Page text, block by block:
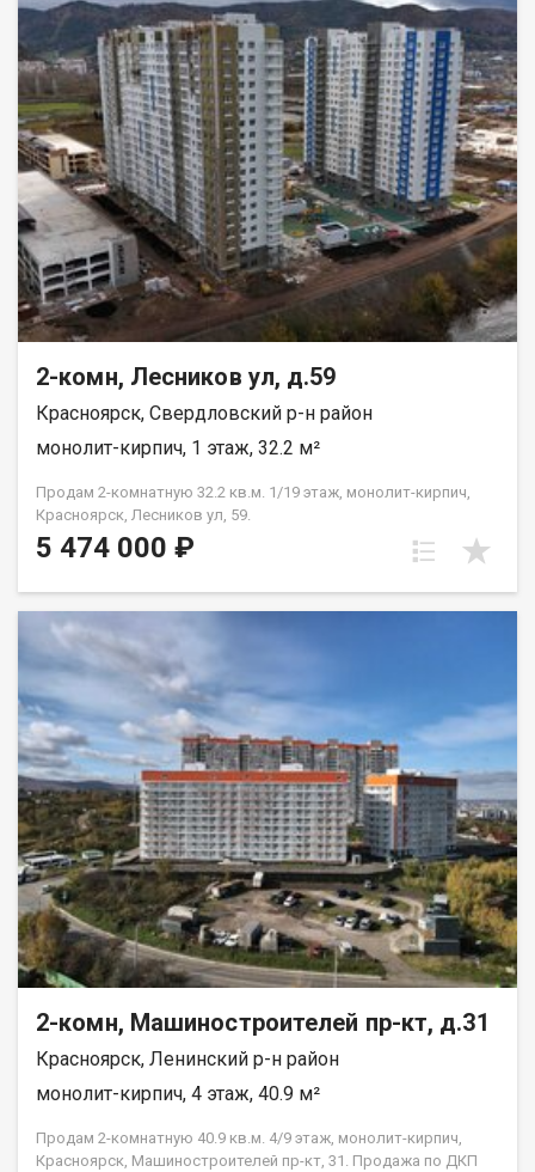
2-комн, Лесников ул, д.59
Красноярск, Свердловский р-н район
монолит-кирпич, 1 этаж, 32.2 м²
Продам 2-комнатную 32.2 кв.м. 1/19 этаж, монолит-кирпич,
Красноярск, Лесников ул, 59.
5 474 000 ₽
2-комн, Машиностроителей пр-кт, д.31
Красноярск, Ленинский р-н район
монолит-кирпич, 4 этаж, 40.9 м²
Продам 2-комнатную 40.9 кв.м. 4/9 этаж, монолит-кирпич,
Красноярск, Машиностроителей пр-кт, 31. Продажа по ДКП